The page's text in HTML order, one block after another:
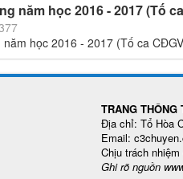
năm học 2016 - 2017 (Tố
năm học 2016 - 2017 (Tố ca
TRANG
Địa chỉ: Tổ Hòa
Email:
Chịu trách
Ghi rõ nguồn